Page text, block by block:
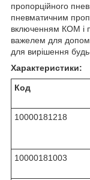
пропорційного
пневматичним
включенням КОМ і
важелем для
для вирішення
Характеристики:
Код
10000181218
10000181003